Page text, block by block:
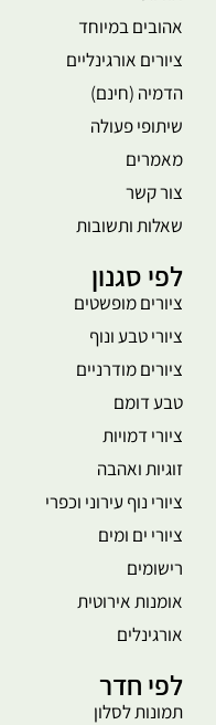
אהובים במיוחד
ציורים אורגינליים
הדמיה (חינם)
שיתופי פעולה
מאמרים
צור קשר
שאלות ותשובות
לפי סגנון
ציורים מופשטים
ציורי טבע ונוף
ציורים מודרניים
טבע דומם
ציורי דמויות
זוגיות ואהבה
ציורי נוף עירוני וכפרי
ציורי ים ומים
רישומים
אומנות אירוטית
אורגינלים
לפי חדר
תמונות לסלון